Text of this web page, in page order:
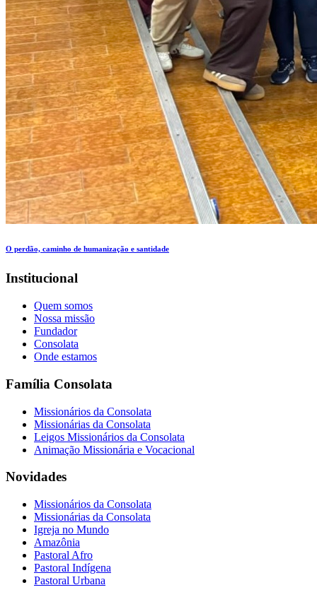
O perdão, caminho de humanização e santidade
Institucional
Quem somos
Nossa missão
Fundador
Consolata
Onde estamos
Família Consolata
Missionários da Consolata
Missionárias da Consolata
Leigos Missionários da Consolata
Animação Missionária e Vocacional
Novidades
Missionários da Consolata
Missionárias da Consolata
Igreja no Mundo
Amazônia
Pastoral Afro
Pastoral Indígena
Pastoral Urbana